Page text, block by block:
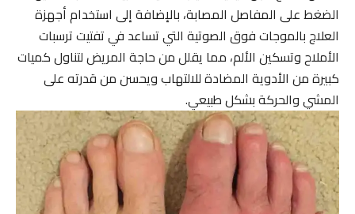
الضغط على المفاصل المصابة، بالإضافة إلى استخدام أجهزة
العلاج بالموجات فوق الصوتية التي تساعد في تفتيت ترسبات
الأملاح وتسكين الألم، مما يقلل من حاجة المريض لتناول كميات
كبيرة من الأدوية المضادة للالتهاب ويحسن من قدرته على
المشي والحركة بشكل طبيعي.